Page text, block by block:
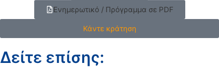
Ενημερωτικό / Πρόγραμμα σε PDF
Κάντε κράτηση
Δείτε επίσης: